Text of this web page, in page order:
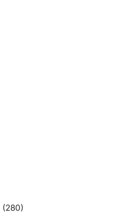
(280)